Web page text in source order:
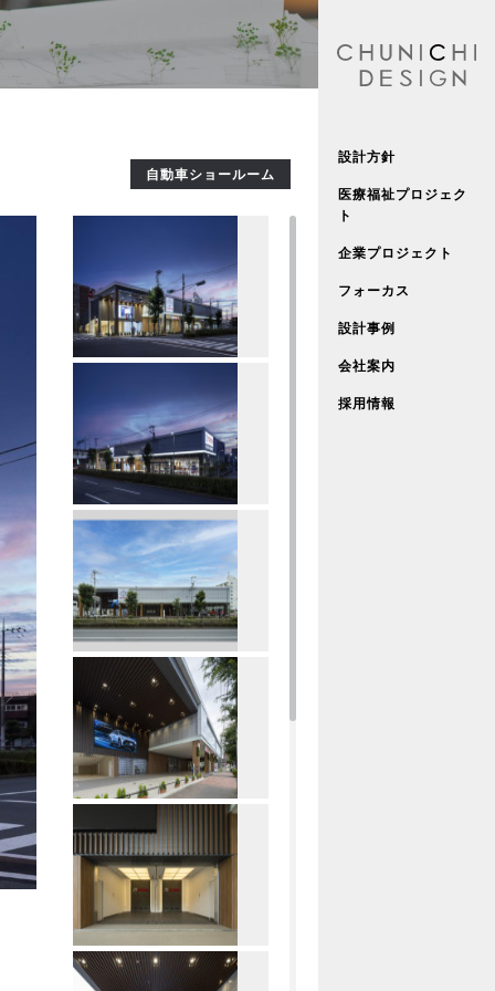
設計方針
医療福祉プロジェク
ト
企業プロジェクト
フォーカス
設計事例
会社案内
採用情報
自動車ショールーム